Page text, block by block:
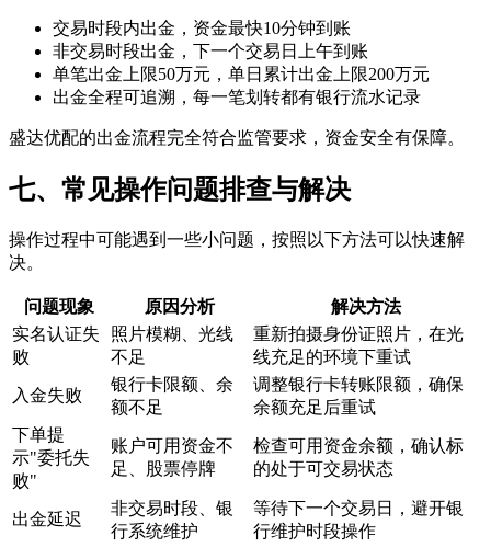
交易时段内出金，资金最快10分钟到账
非交易时段出金，下一个交易日上午到账
单笔出金上限50万元，单日累计出金上限200万元
出金全程可追溯，每一笔划转都有银行流水记录
盛达优配的出金流程完全符合监管要求，资金安全有保障。
七、常见操作问题排查与解决
操作过程中可能遇到一些小问题，按照以下方法可以快速解
决。
问题现象 原因分析
解决方法
实名认证失
败
照片模糊、光线
不足
重新拍摄身份证照片，在光
线充足的环境下重试
入金失败
银行卡限额、余
额不足
调整银行卡转账限额，确保
余额充足后重试
下单提
示"委托失
败"
账户可用资金不
足、股票停牌
检查可用资金余额，确认标
的处于可交易状态
出金延迟
非交易时段、银
行系统维护
等待下一个交易日，避开银
行维护时段操作